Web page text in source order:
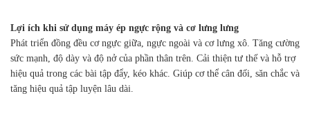
Lợi ích khi sử dụng máy ép ngực rộng và cơ lưng lưng
Phát triển đồng đều cơ ngực giữa, ngực ngoài và cơ lưng xô. Tăng cường
sức mạnh, độ dày và độ nở của phần thân trên. Cải thiện tư thế và hỗ trợ
hiệu quả trong các bài tập đẩy, kéo khác. Giúp cơ thể cân đối, săn chắc và
tăng hiệu quả tập luyện lâu dài.